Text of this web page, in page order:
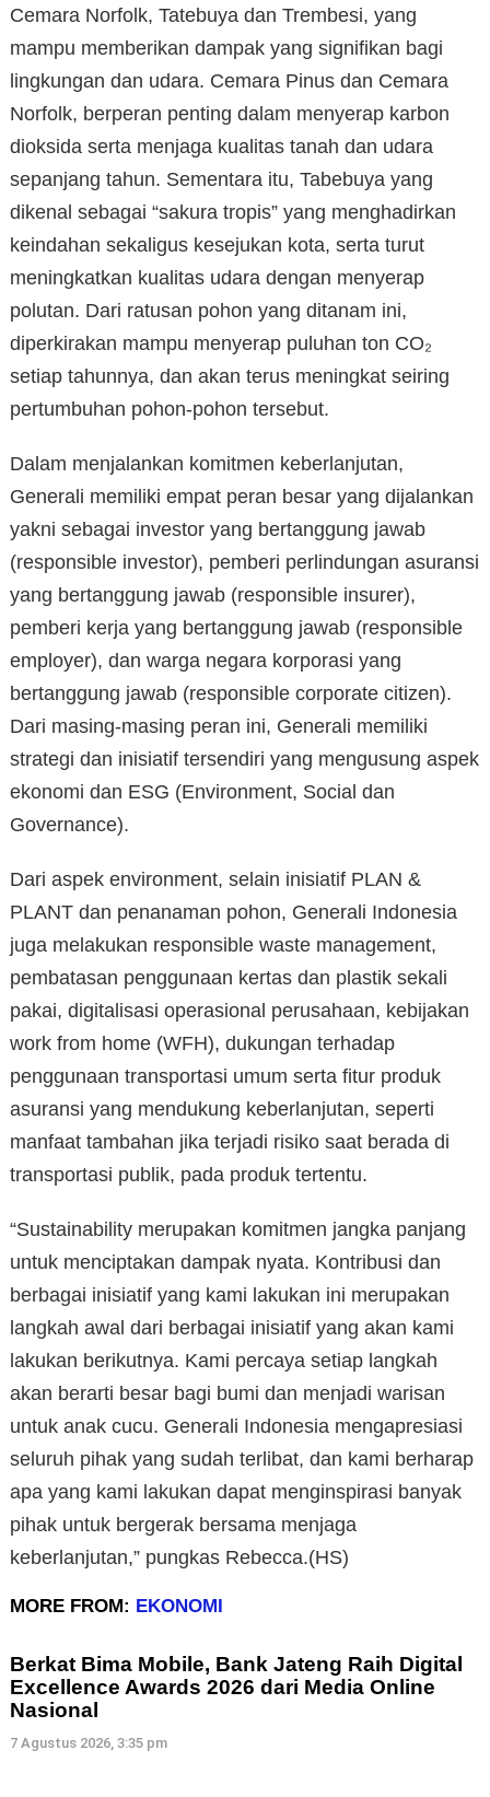
Cemara Norfolk, Tatebuya dan Trembesi, yang
mampu memberikan dampak yang signifikan bagi
lingkungan dan udara. Cemara Pinus dan Cemara
Norfolk, berperan penting dalam menyerap karbon
dioksida serta menjaga kualitas tanah dan udara
sepanjang tahun. Sementara itu, Tabebuya yang
dikenal sebagai “sakura tropis” yang menghadirkan
keindahan sekaligus kesejukan kota, serta turut
meningkatkan kualitas udara dengan menyerap
polutan. Dari ratusan pohon yang ditanam ini,
diperkirakan mampu menyerap puluhan ton CO₂
setiap tahunnya, dan akan terus meningkat seiring
pertumbuhan pohon-pohon tersebut.
Dalam menjalankan komitmen keberlanjutan,
Generali memiliki empat peran besar yang dijalankan
yakni sebagai investor yang bertanggung jawab
(responsible investor), pemberi perlindungan asuransi
yang bertanggung jawab (responsible insurer),
pemberi kerja yang bertanggung jawab (responsible
employer), dan warga negara korporasi yang
bertanggung jawab (responsible corporate citizen).
Dari masing-masing peran ini, Generali memiliki
strategi dan inisiatif tersendiri yang mengusung aspek
ekonomi dan ESG (Environment, Social dan
Governance).
Dari aspek environment, selain inisiatif PLAN &
PLANT dan penanaman pohon, Generali Indonesia
juga melakukan responsible waste management,
pembatasan penggunaan kertas dan plastik sekali
pakai, digitalisasi operasional perusahaan, kebijakan
work from home (WFH), dukungan terhadap
penggunaan transportasi umum serta fitur produk
asuransi yang mendukung keberlanjutan, seperti
manfaat tambahan jika terjadi risiko saat berada di
transportasi publik, pada produk tertentu.
“Sustainability merupakan komitmen jangka panjang
untuk menciptakan dampak nyata. Kontribusi dan
berbagai inisiatif yang kami lakukan ini merupakan
langkah awal dari berbagai inisiatif yang akan kami
lakukan berikutnya. Kami percaya setiap langkah
akan berarti besar bagi bumi dan menjadi warisan
untuk anak cucu. Generali Indonesia mengapresiasi
seluruh pihak yang sudah terlibat, dan kami berharap
apa yang kami lakukan dapat menginspirasi banyak
pihak untuk bergerak bersama menjaga
keberlanjutan,” pungkas Rebecca.(HS)
MORE FROM: EKONOMI
Berkat Bima Mobile, Bank Jateng Raih Digital
Excellence Awards 2026 dari Media Online
Nasional
7 Agustus 2026, 3:35 pm